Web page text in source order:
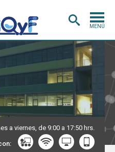
MENÚ
E INNOVACIÓN
a viernes, de 9:00 a 17:50 hrs.